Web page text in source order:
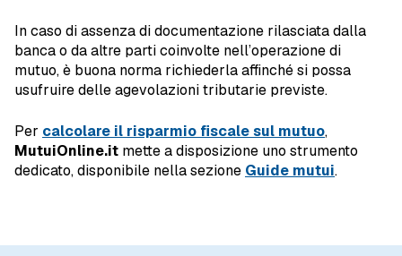
In caso di assenza di documentazione rilasciata dalla
banca o da altre parti coinvolte nell’operazione di
mutuo, è buona norma richiederla affinché si possa
usufruire delle agevolazioni tributarie previste.
Per calcolare il risparmio fiscale sul mutuo,
MutuiOnline.it mette a disposizione uno strumento
dedicato, disponibile nella sezione Guide mutui.